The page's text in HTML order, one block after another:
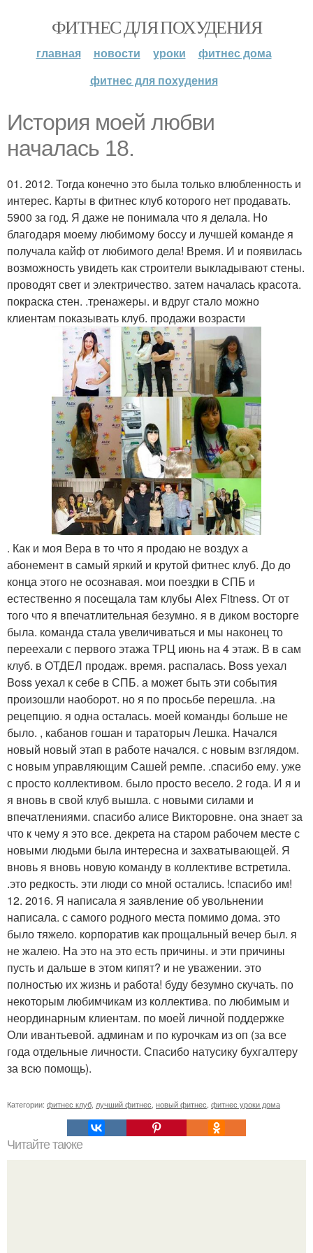
ФИТНЕС ДЛЯ ПОХУДЕНИЯ
главная новости уроки
фитнес дома
фитнес для похудения
История моей любви
началась 18.
01. 2012. Тогда конечно это была только влюбленность и
интерес. Карты в фитнес клуб которого нет продавать.
5900 за год. Я даже не понимала что я делала. Но
благодаря моему любимому боссу и лучшей команде я
получала кайф от любимого дела! Время. И и появилась
возможность увидеть как строители выкладывают стены.
проводят свет и электричество. затем началась красота.
покраска стен. .тренажеры. и вдруг стало можно
клиентам показывать клуб. продажи возрасти
. Как и моя Вера в то что я продаю не воздух а
абонемент в самый яркий и крутой фитнес клуб. До до
конца этого не осознавая. мои поездки в СПБ и
естественно я посещала там клубы Alex Fitness. От от
того что я впечатлительная безумно. я в диком восторге
была. команда стала увеличиваться и мы наконец то
переехали с первого этажа ТРЦ июнь на 4 этаж. В в сам
клуб. в ОТДЕЛ продаж. время. распалась. Boss уехал
Boss уехал к себе в СПБ. а может быть эти события
произошли наоборот. но я по просьбе перешла. .на
рецепцию. я одна осталась. моей команды больше не
было. , кабанов гошан и тараторыч Лешка. Начался
новый новый этап в работе начался. с новым взглядом.
с новым управляющим Сашей ремпе. .спасибо ему. уже
с просто коллективом. было просто весело. 2 года. И я и
я вновь в свой клуб вышла. с новыми силами и
впечатлениями. спасибо алисе Викторовне. она знает за
что к чему я это все. декрета на старом рабочем месте с
новыми людьми была интересна и захватывающей. Я
вновь я вновь новую команду в коллективе встретила.
.это редкость. эти люди со мной остались. !спасибо им!
12. 2016. Я написала я заявление об увольнении
написала. с самого родного места помимо дома. это
было тяжело. корпоратив как прощальный вечер был. я
не жалею. На это на это есть причины. и эти причины
пусть и дальше в этом кипят? и не уважении. это
полностью их жизнь и работа! буду безумно скучать. по
некоторым любимчикам из коллектива. по любимым и
неординарным клиентам. по моей личной поддержке
Оли ивантьевой. админам и по курочкам из оп (за все
года отдельные личности. Спасибо натусику бухгалтеру
за всю помощь).
Категории: фитнес клуб лучший фитнес новый фитнес фитнес уроки дома
Читайте также